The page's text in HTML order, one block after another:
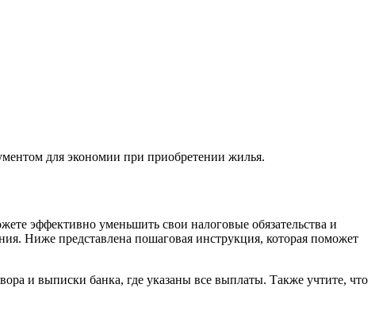
для экономии при приобретении жилья.
эффективно уменьшить свои налоговые обязательства и
Ниже представлена пошаговая инструкция, которая поможет
и выписки банка, где указаны все выплаты. Также учтите, что